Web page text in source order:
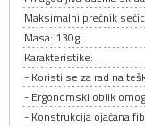
Maksimalni prečnik
Masa: 130g
Karakteristike:
- Koristi se za rad na
- Ergonomski oblik
- Konstrukcija ojačana